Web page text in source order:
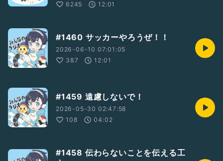
6245
12:01
#1460 サッカーやろうぜ！！
2026-06-10 07:01:05
387
12:01
#1459 遠慮しないで！
2026-05-30 02:47:58
108
04:02
#1458 伝わらないことを伝える工